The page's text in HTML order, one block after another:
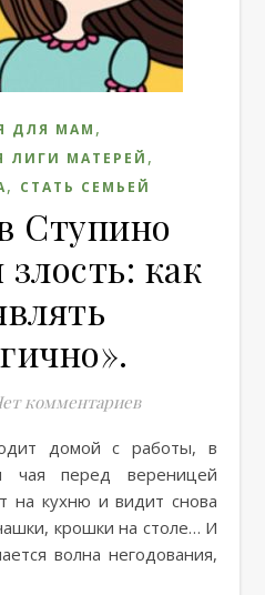
ДЛЯ МАМ ,
ЛИГИ МАТЕРЕЙ ,
, СТАТЬ СЕМЬЕЙ
Ступино
как
комментариев
чая перед вереницей
на кухню и видит снова
крошки на столе… И
волна негодования,